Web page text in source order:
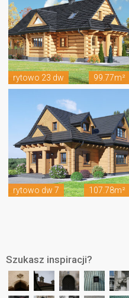
rytowo 23 dw 99.77m²
rytowo dw 7 107.78m²
Szukasz inspiracji?